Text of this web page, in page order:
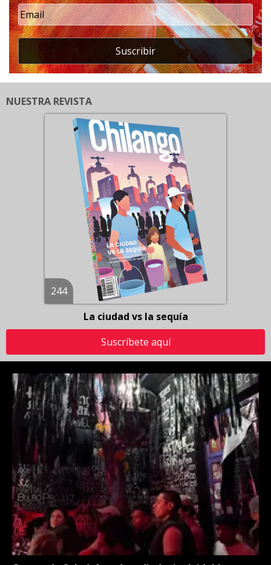
Suscribir
NUESTRA REVISTA
244
La ciudad vs la sequía
Suscríbete aquí